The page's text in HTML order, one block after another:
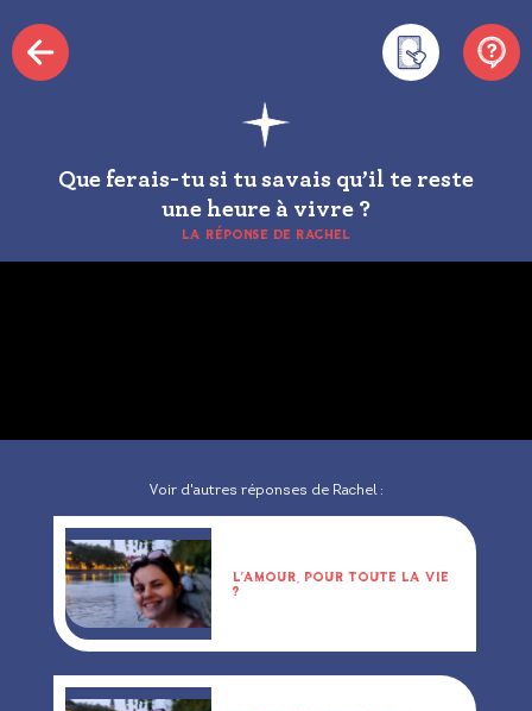
Que ferais-tu si tu savais qu’il te reste
une heure à vivre ?
LA RÉPONSE DE RACHEL
Voir d'autres réponses de Rachel :
L’AMOUR, POUR TOUTE LA VIE
?